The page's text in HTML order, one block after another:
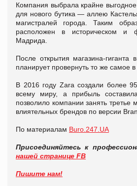
Компания выбрала крайне
для нового бутика — аллею
магистралей города. Таким
расположен в историческом и
Мадрида.
После открытия магазина-
планирует провернуть то же самое в
В 2016 году Zara создали более
всему миру, а прибыль
позволило компании занять третье
влиятельных брендов по версии
По материалам Buro.247.UA
Присоединяйтесь к
нашей странице FB
Пишите нам!